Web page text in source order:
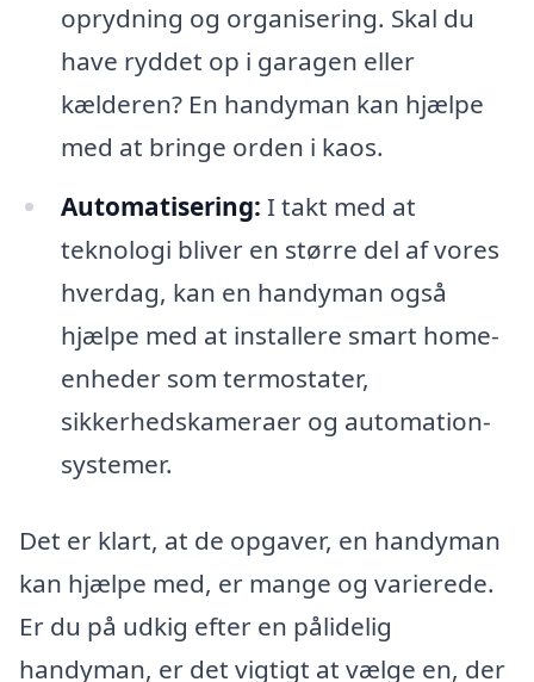
oprydning og organisering. Skal du
have ryddet op i garagen eller
kælderen? En handyman kan hjælpe
med at bringe orden i kaos.
Automatisering: I takt med at
teknologi bliver en større del af vores
hverdag, kan en handyman også
hjælpe med at installere smart home-
enheder som termostater,
sikkerhedskameraer og automation-
systemer.
Det er klart, at de opgaver, en handyman
kan hjælpe med, er mange og varierede.
Er du på udkig efter en pålidelig
handyman, er det vigtigt at vælge en, der